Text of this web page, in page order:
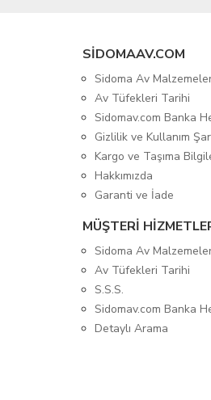
SIDOMAAV.COM
Sidoma Av
Av Tüfekleri Tarihi
Sidomav.com Banka
Gizlilik ve Kullanım
Kargo ve Taşıma
Hakkımızda
Garanti ve İade
MÜŞTERİ
Sidoma Av
Av Tüfekleri Tarihi
S.S.S.
Sidomav.com Banka
Detaylı Arama